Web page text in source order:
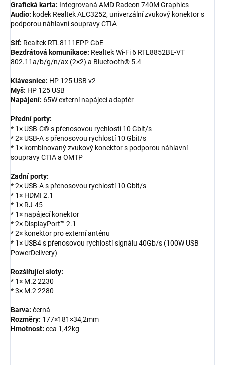
Grafická karta: Integrovaná AMD Radeon 740M Graphics
Audio: kodek Realtek ALC3252, univerzální zvukový konektor s
podporou náhlavní soupravy CTIA
Síť: Realtek RTL8111EPP GbE
Bezdrátová komunikace: Realtek Wi-Fi 6 RTL8852BE-VT
802.11a/b/g/n/ax (2×2) a Bluetooth® 5.4
Klávesnice: HP 125 USB v2
Myš: HP 125 USB
Napájení: 65W externí napájecí adaptér
Přední porty:
* 1× USB-C® s přenosovou rychlostí 10 Gbit/s
* 2× USB-A s přenosovou rychlostí 10 Gbit/s
* 1× kombinovaný zvukový konektor s podporou náhlavní
soupravy CTIA a OMTP
Zadní porty:
* 2× USB-A s přenosovou rychlostí 10 Gbit/s
* 1× HDMI 2.1
* 1× RJ-45
* 1× napájecí konektor
* 2× DisplayPort™ 2.1
* 2× konektor pro externí anténu
* 1× USB4 s přenosovou rychlostí signálu 40Gb/s (100W USB
PowerDelivery)
Rozšiřující sloty:
* 1× M.2 2230
* 3× M.2 2280
Barva: černá
Rozměry: 177×181×34,2mm
Hmotnost: cca 1,42kg